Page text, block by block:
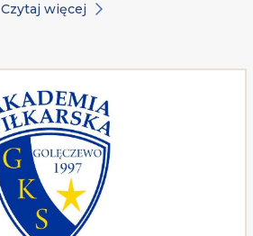
Czytaj więcej